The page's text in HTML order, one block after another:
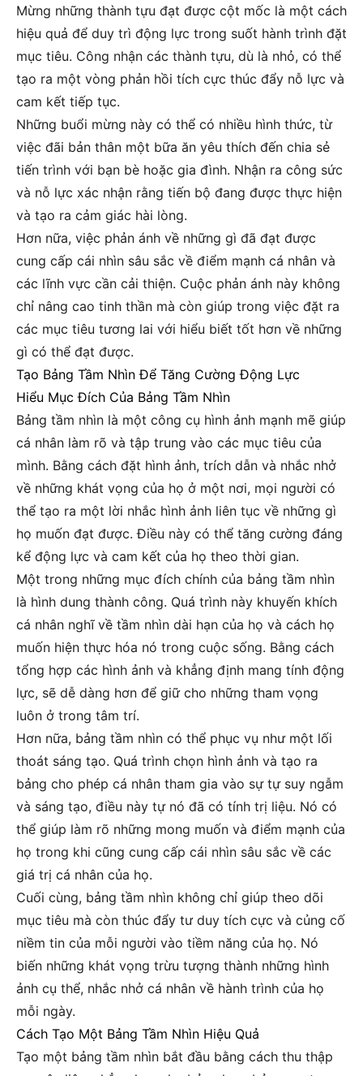
Mừng những thành tựu đạt được cột mốc là một cách
hiệu quả để duy trì động lực trong suốt hành trình đặt
mục tiêu. Công nhận các thành tựu, dù là nhỏ, có thể
tạo ra một vòng phản hồi tích cực thúc đẩy nỗ lực và
cam kết tiếp tục.
Những buổi mừng này có thể có nhiều hình thức, từ
việc đãi bản thân một bữa ăn yêu thích đến chia sẻ
tiến trình với bạn bè hoặc gia đình. Nhận ra công sức
và nỗ lực xác nhận rằng tiến bộ đang được thực hiện
và tạo ra cảm giác hài lòng.
Hơn nữa, việc phản ánh về những gì đã đạt được
cung cấp cái nhìn sâu sắc về điểm mạnh cá nhân và
các lĩnh vực cần cải thiện. Cuộc phản ánh này không
chỉ nâng cao tinh thần mà còn giúp trong việc đặt ra
các mục tiêu tương lai với hiểu biết tốt hơn về những
gì có thể đạt được.
Tạo Bảng Tầm Nhìn Để Tăng Cường Động Lực
Hiểu Mục Đích Của Bảng Tầm Nhìn
Bảng tầm nhìn là một công cụ hình ảnh mạnh mẽ giúp
cá nhân làm rõ và tập trung vào các mục tiêu của
mình. Bằng cách đặt hình ảnh, trích dẫn và nhắc nhở
về những khát vọng của họ ở một nơi, mọi người có
thể tạo ra một lời nhắc hình ảnh liên tục về những gì
họ muốn đạt được. Điều này có thể tăng cường đáng
kể động lực và cam kết của họ theo thời gian.
Một trong những mục đích chính của bảng tầm nhìn
là hình dung thành công. Quá trình này khuyến khích
cá nhân nghĩ về tầm nhìn dài hạn của họ và cách họ
muốn hiện thực hóa nó trong cuộc sống. Bằng cách
tổng hợp các hình ảnh và khẳng định mang tính động
lực, sẽ dễ dàng hơn để giữ cho những tham vọng
luôn ở trong tâm trí.
Hơn nữa, bảng tầm nhìn có thể phục vụ như một lối
thoát sáng tạo. Quá trình chọn hình ảnh và tạo ra
bảng cho phép cá nhân tham gia vào sự tự suy ngẫm
và sáng tạo, điều này tự nó đã có tính trị liệu. Nó có
thể giúp làm rõ những mong muốn và điểm mạnh của
họ trong khi cũng cung cấp cái nhìn sâu sắc về các
giá trị cá nhân của họ.
Cuối cùng, bảng tầm nhìn không chỉ giúp theo dõi
mục tiêu mà còn thúc đẩy tư duy tích cực và củng cố
niềm tin của mỗi người vào tiềm năng của họ. Nó
biến những khát vọng trừu tượng thành những hình
ảnh cụ thể, nhắc nhở cá nhân về hành trình của họ
mỗi ngày.
Cách Tạo Một Bảng Tầm Nhìn Hiệu Quả
Tạo một bảng tầm nhìn bắt đầu bằng cách thu thập